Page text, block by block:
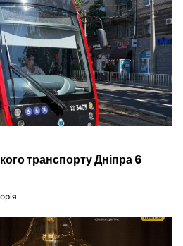
транспорту Дніпра 6